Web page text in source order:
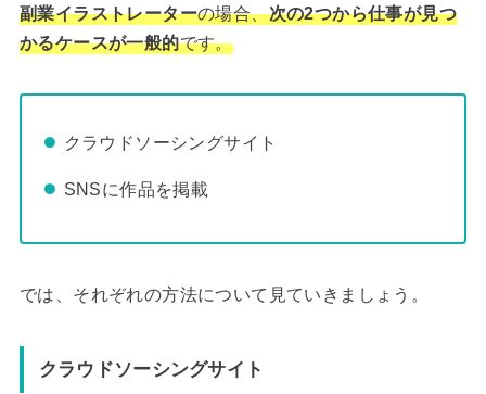
副業イラストレーターの場合、次の2つから仕事が見つ
かるケースが一般的です。
クラウドソーシングサイト
SNSに作品を掲載
では、それぞれの方法について見ていきましょう。
クラウドソーシングサイト